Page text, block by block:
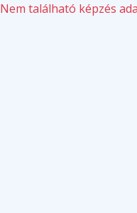
Nem található képzés